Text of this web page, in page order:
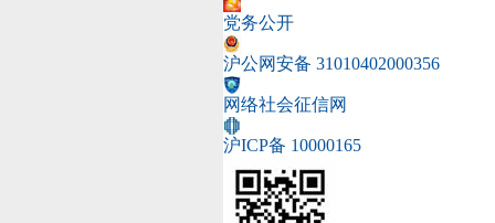
党务公开
沪公网安备 31010402000356
网络社会征信网
沪ICP备 10000165